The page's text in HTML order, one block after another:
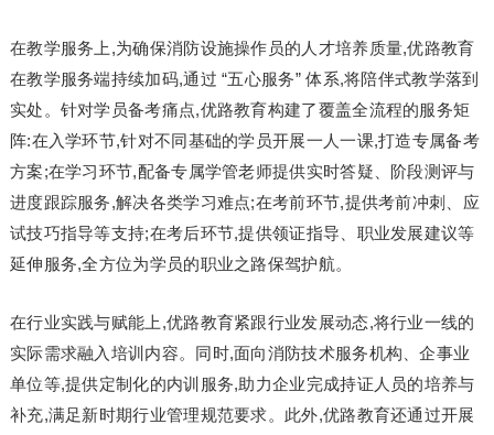
在教学服务上,为确保消防设施操作员的人才培养质量,优路教育
在教学服务端持续加码,通过 “五心服务” 体系,将陪伴式教学落到
实处。针对学员备考痛点,优路教育构建了覆盖全流程的服务矩
阵:在入学环节,针对不同基础的学员开展一人一课,打造专属备考
方案;在学习环节,配备专属学管老师提供实时答疑、阶段测评与
进度跟踪服务,解决各类学习难点;在考前环节,提供考前冲刺、应
试技巧指导等支持;在考后环节,提供领证指导、职业发展建议等
延伸服务,全方位为学员的职业之路保驾护航。
在行业实践与赋能上,优路教育紧跟行业发展动态,将行业一线的
实际需求融入培训内容。同时,面向消防技术服务机构、企事业
单位等,提供定制化的内训服务,助力企业完成持证人员的培养与
补充,满足新时期行业管理规范要求。此外,优路教育还通过开展